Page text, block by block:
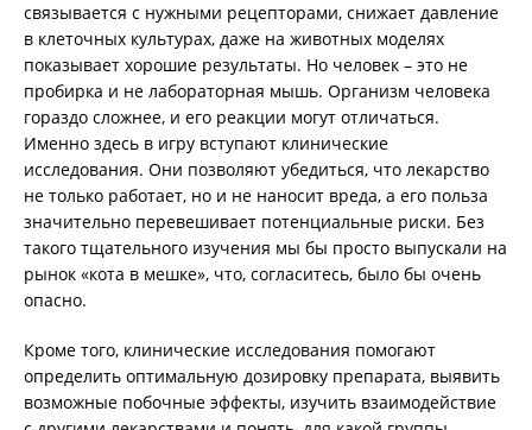
связывается с нужными рецепторами, снижает давление
в клеточных культурах, даже на животных моделях
показывает хорошие результаты. Но человек – это не
пробирка и не лабораторная мышь. Организм человека
гораздо сложнее, и его реакции могут отличаться.
Именно здесь в игру вступают клинические
исследования. Они позволяют убедиться, что лекарство
не только работает, но и не наносит вреда, а его польза
значительно перевешивает потенциальные риски. Без
такого тщательного изучения мы бы просто выпускали на
рынок «кота в мешке», что, согласитесь, было бы очень
опасно.
Кроме того, клинические исследования помогают
определить оптимальную дозировку препарата, выявить
возможные побочные эффекты, изучить взаимодействие